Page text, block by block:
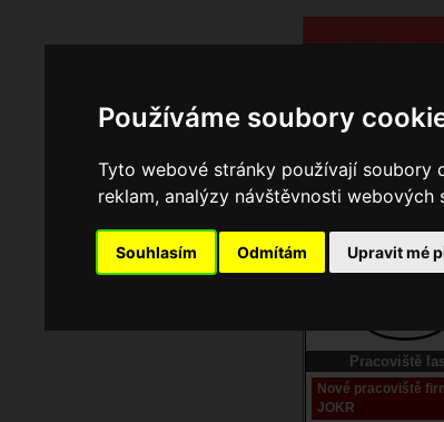
Používáme soubory
Tyto webové stránky používají soubory
reklam, analýzy návštěvnosti
Souhlasím Odmítám Upravit mé
Domů
Pracoviště
Nové pracoviště
JOKR